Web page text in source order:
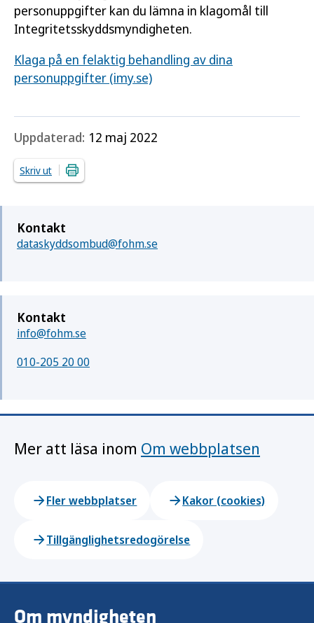
personuppgifter kan du lämna in klagomål till
Integritetsskyddsmyndigheten.
Klaga på en felaktig behandling av dina
personuppgifter (imy.se)
Uppdaterad: 12 maj 2022
Skriv ut
Kontakt
dataskyddsombud@fohm.se
Kontakt
info@fohm.se
010-205 20 00
Mer att läsa inom Om webbplatsen
Fler webbplatser Kakor (cookies)
Tillgänglighetsredogörelse
Om myndigheten